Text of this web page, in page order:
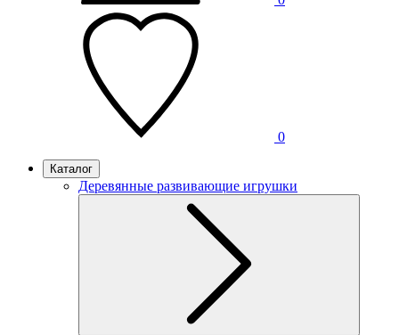
0
Каталог
Деревянные развивающие игрушки